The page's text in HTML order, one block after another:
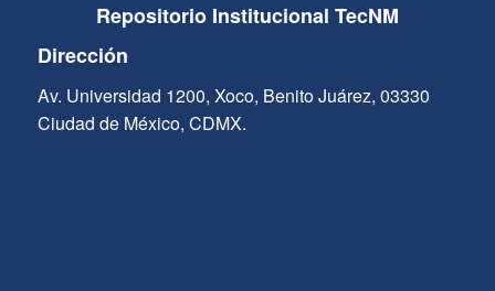
Repositorio Institucional TecNM
Dirección
Av. Universidad 1200, Xoco, Benito Juárez, 03330
Ciudad de México, CDMX.